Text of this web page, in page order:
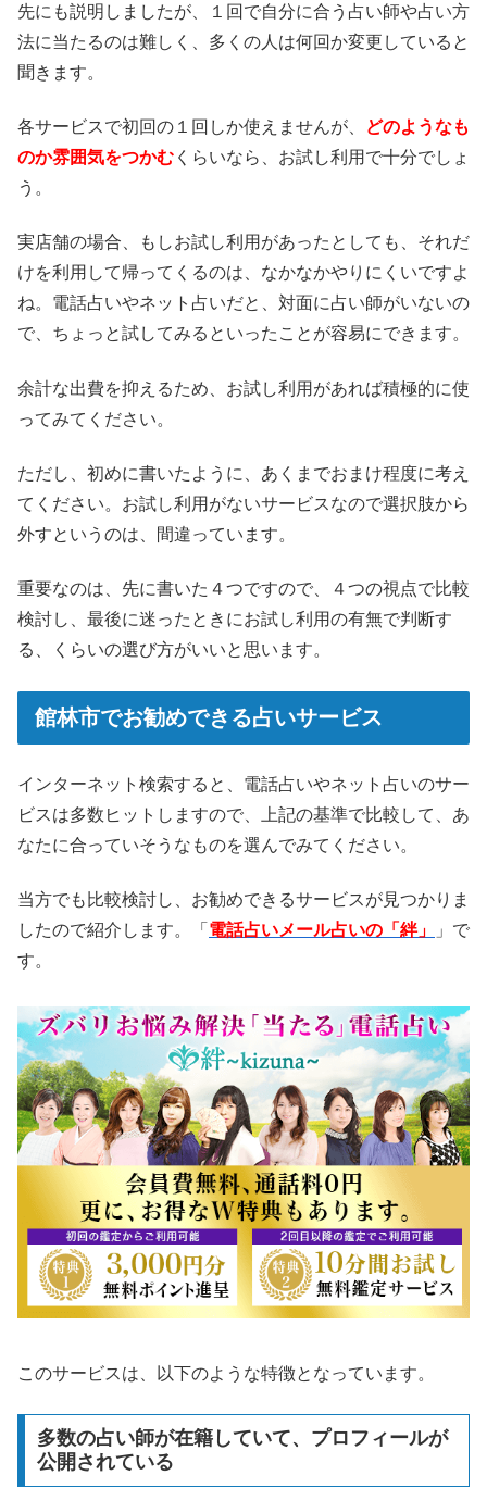
先にも説明しましたが、１回で自分に合う占い師や占い方
法に当たるのは難しく、多くの人は何回か変更していると
聞きます。
各サービスで初回の１回しか使えませんが、
どのようなも
のか雰囲気をつかむ くらいなら、お試し利用で十分でしょ
う。
実店舗の場合、もしお試し利用があったとしても、それだ
けを利用して帰ってくるのは、なかなかやりにくいですよ
ね。電話占いやネット占いだと、対面に占い師がいないの
で、ちょっと試してみるといったことが容易にできます。
余計な出費を抑えるため、お試し利用があれば積極的に使
ってみてください。
ただし、初めに書いたように、あくまでおまけ程度に考え
てください。お試し利用がないサービスなので選択肢から
外すというのは、間違っています。
重要なのは、先に書いた４つですので、４つの視点で比較
検討し、最後に迷ったときにお試し利用の有無で判断す
る、くらいの選び方がいいと思います。
館林市でお勧めできる占いサービス
インターネット検索すると、電話占いやネット占いのサー
ビスは多数ヒットしますので、上記の基準で比較して、あ
なたに合っていそうなものを選んでみてください。
当方でも比較検討し、お勧めできるサービスが見つかりま
したので紹介します。「 電話占いメール占いの「絆」
」で
す。
このサービスは、以下のような特徴となっています。
多数の占い師が在籍していて、プロフィールが
公開されている